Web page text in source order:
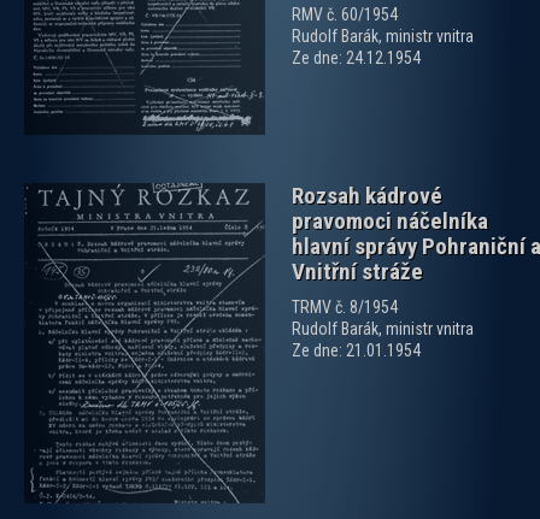
RMV č. 60/1954
Rudolf Barák, ministr vnitra
Ze dne: 24.12.1954
Rozsah kádrové
pravomoci náčelníka
hlavní správy Pohraniční a
Vnitřní stráže
TRMV č. 8/1954
Rudolf Barák, ministr vnitra
Ze dne: 21.01.1954
zobrazit PDF dokument